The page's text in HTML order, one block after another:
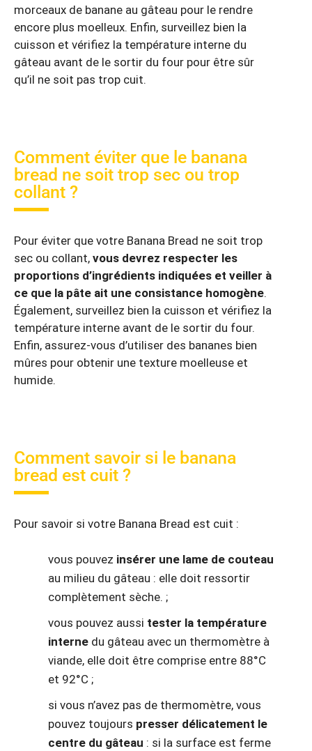
morceaux de banane au gâteau pour le rendre
encore plus moelleux. Enfin, surveillez bien la
cuisson et vérifiez la température interne du
gâteau avant de le sortir du four pour être sûr
qu’il ne soit pas trop cuit.
Comment éviter que le banana
bread ne soit trop sec ou trop
collant ?
Pour éviter que votre Banana Bread ne soit trop
sec ou collant, vous devrez respecter les
proportions d’ingrédients indiquées et veiller à
ce que la pâte ait une consistance homogène.
Également, surveillez bien la cuisson et vérifiez la
température interne avant de le sortir du four.
Enfin, assurez-vous d’utiliser des bananes bien
mûres pour obtenir une texture moelleuse et
humide.
Comment savoir si le banana
bread est cuit ?
Pour savoir si votre Banana Bread est cuit :
vous pouvez insérer une lame de couteau
au milieu du gâteau : elle doit ressortir
complètement sèche. ;
vous pouvez aussi tester la température
interne du gâteau avec un thermomètre à
viande, elle doit être comprise entre 88°C
et 92°C ;
si vous n’avez pas de thermomètre, vous
pouvez toujours presser délicatement le
centre du gâteau : si la surface est ferme